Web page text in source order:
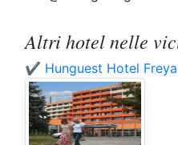
Altri hotel nelle
✔️ Hunguest Hotel